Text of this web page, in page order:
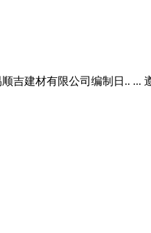
吉建材有限公司编制日.. ...